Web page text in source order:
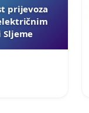
prijevoza
Sljeme